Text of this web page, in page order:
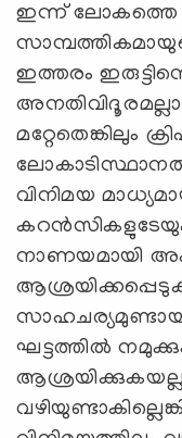
ഇന്ന് ലോകത്തെ
ഇത്തരം
മറ്റേതെങ്കിലും
വിനിമയ
നാണയമായി
ഘട്ടത്തിൽ